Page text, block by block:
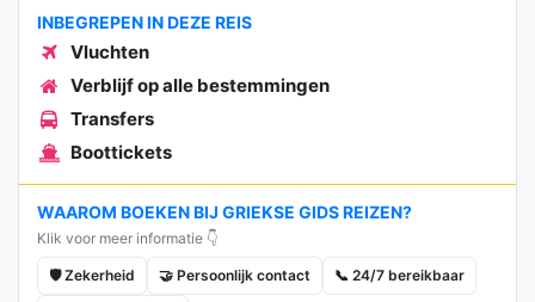
INBEGREPEN IN DEZE REIS
Vluchten
Verblijf op alle bestemmingen
Transfers
Boottickets
WAAROM BOEKEN BIJ GRIEKSE GIDS REIZEN?
Klik voor meer informatie 👇
🛡️ Zekerheid 🤝 Persoonlijk contact 📞 24/7 bereikbaar